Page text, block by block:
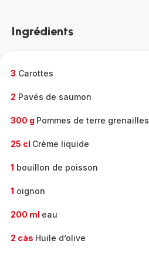
Ingrédients
3 Carottes
2 Pavés de saumon
300 g Pommes de terre grenailles
25 cl Crème liquide
1 bouillon de poisson
1 oignon
200 ml eau
2 càs Huile d’olive